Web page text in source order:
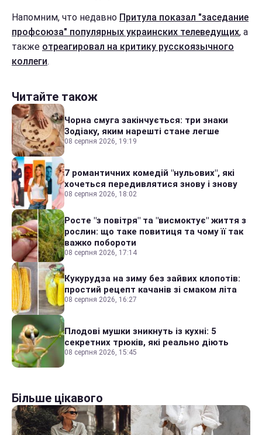
Напомним, что недавно Притула показал "заседание
профсоюза" популярных украинских телеведущих, а
также отреагировал на критику русскоязычного
коллеги.
Читайте також
Чорна смуга закінчується: три знаки
Зодіаку, яким нарешті стане легше
08 серпня 2026, 19:19
7 романтичних комедій "нульових", які
хочеться передивлятися знову і знову
08 серпня 2026, 18:02
Росте "з повітря" та "висмоктує" життя з
рослин: що таке повитиця та чому її так
важко побороти
08 серпня 2026, 17:14
Кукурудза на зиму без зайвих клопотів:
простий рецепт качанів зі смаком літа
08 серпня 2026, 16:27
Плодові мушки зникнуть із кухні: 5
секретних трюків, які реально діють
08 серпня 2026, 15:45
Більше цікавого